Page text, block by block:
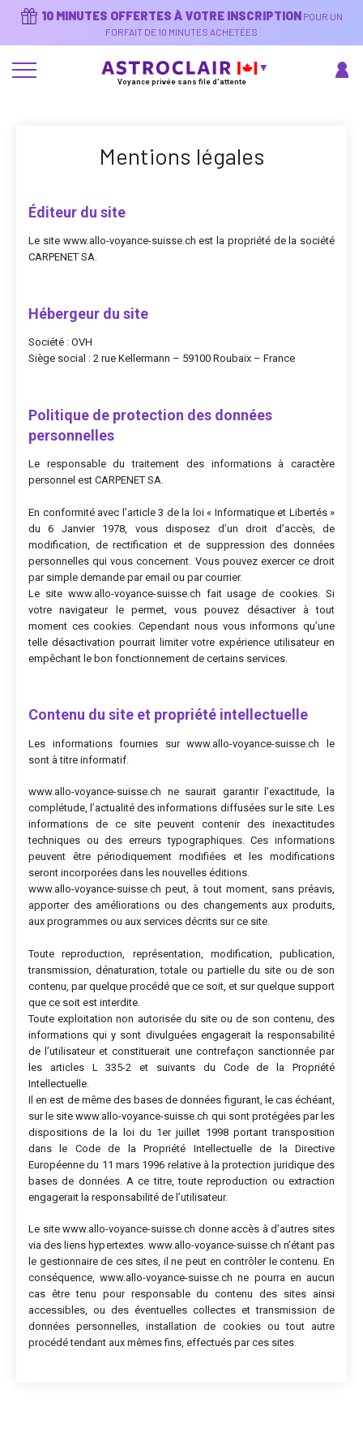
10 MINUTES OFFERTES À VOTRE INSCRIPTION POUR UN
FORFAIT DE 10 MINUTES ACHETÉES
Voyance privée sans file d'attente
Mentions légales
Éditeur du site
Le site www.allo-voyance-suisse.ch est la propriété de la société
CARPENET SA.
Hébergeur du site
Société : OVH
Siège social : 2 rue Kellermann – 59100 Roubaix – France
Politique de protection des données
personnelles
Le responsable du traitement des informations à caractère
personnel est CARPENET SA.
En conformité avec l’article 3 de la loi « Informatique et Libertés »
du 6 Janvier 1978, vous disposez d’un droit d’accès, de
modification, de rectification et de suppression des données
personnelles qui vous concernent. Vous pouvez exercer ce droit
par simple demande par email ou par courrier.
Le site www.allo-voyance-suisse.ch fait usage de cookies. Si
votre navigateur le permet, vous pouvez désactiver à tout
moment ces cookies. Cependant nous vous informons qu’une
telle désactivation pourrait limiter votre expérience utilisateur en
empêchant le bon fonctionnement de certains services.
Contenu du site et propriété intellectuelle
Les informations fournies sur www.allo-voyance-suisse.ch le
sont à titre informatif.
www.allo-voyance-suisse.ch ne saurait garantir l’exactitude, la
complétude, l’actualité des informations diffusées sur le site. Les
informations de ce site peuvent contenir des inexactitudes
techniques ou des erreurs typographiques. Ces informations
peuvent être périodiquement modifiées et les modifications
seront incorporées dans les nouvelles éditions.
www.allo-voyance-suisse.ch peut, à tout moment, sans préavis,
apporter des améliorations ou des changements aux produits,
aux programmes ou aux services décrits sur ce site.
Toute reproduction, représentation, modification, publication,
transmission, dénaturation, totale ou partielle du site ou de son
contenu, par quelque procédé que ce soit, et sur quelque support
que ce soit est interdite.
Toute exploitation non autorisée du site ou de son contenu, des
informations qui y sont divulguées engagerait la responsabilité
de l’utilisateur et constituerait une contrefaçon sanctionnée par
les articles L 335-2 et suivants du Code de la Propriété
Intellectuelle.
Il en est de même des bases de données figurant, le cas échéant,
sur le site www.allo-voyance-suisse.ch qui sont protégées par les
dispositions de la loi du 1er juillet 1998 portant transposition
dans le Code de la Propriété Intellectuelle de la Directive
Européenne du 11 mars 1996 relative à la protection juridique des
bases de données. A ce titre, toute reproduction ou extraction
engagerait la responsabilité de l’utilisateur.
Le site www.allo-voyance-suisse.ch donne accès à d’autres sites
via des liens hypertextes. www.allo-voyance-suisse.ch n’étant pas
le gestionnaire de ces sites, il ne peut en contrôler le contenu. En
conséquence, www.allo-voyance-suisse.ch ne pourra en aucun
cas être tenu pour responsable du contenu des sites ainsi
accessibles, ou des éventuelles collectes et transmission de
données personnelles, installation de cookies ou tout autre
procédé tendant aux mêmes fins, effectués par ces sites.